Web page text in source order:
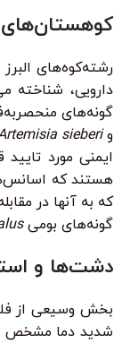
کوهستان‌های
رشته‌کوه‌های
دارویی،
گونه‌های
وsieberi
ایمنی مورد
هستند که
گونه‌های بومی
دشت‌ها و
بخش وسیعی از
شدید دما مشخص